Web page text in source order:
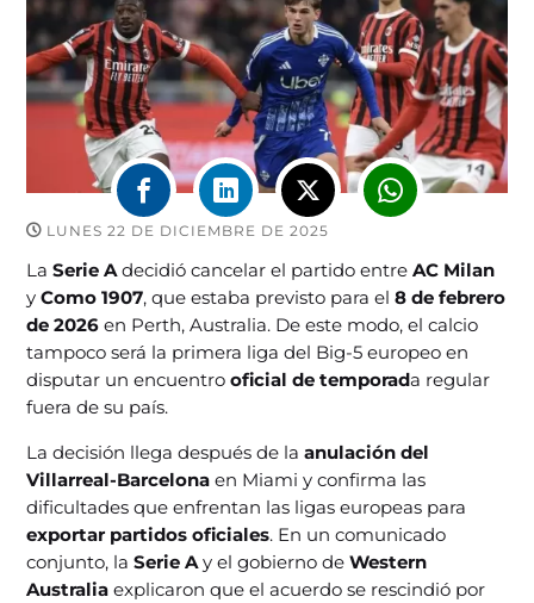
LUNES 22 DE DICIEMBRE DE 2025
LaSerie A decidió cancelar el partido entreAC Milan
yComo 1907, que estaba previsto para el8 de febrero
de 2026 en Perth, Australia. De este modo, el calcio
tampoco será la primera liga del Big-5 europeo en
disputar un encuentrooficial de temporada regular
fuera de su país.
La decisión llega después de laanulación del
Villarreal-Barcelona en Miami y confirma las
dificultades que enfrentan las ligas europeas para
exportar partidos oficiales. En un comunicado
conjunto, laSerie A y el gobierno deWestern
Australia explicaron que el acuerdo se rescindió por